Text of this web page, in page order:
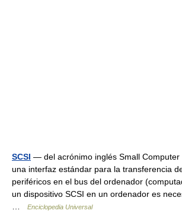
SCSI — del acrónimo inglés Small Computer
una interfaz estándar para la transferencia
periféricos en el bus del ordenador
un dispositivo SCSI en un ordenador es
Enciclopedia Universal